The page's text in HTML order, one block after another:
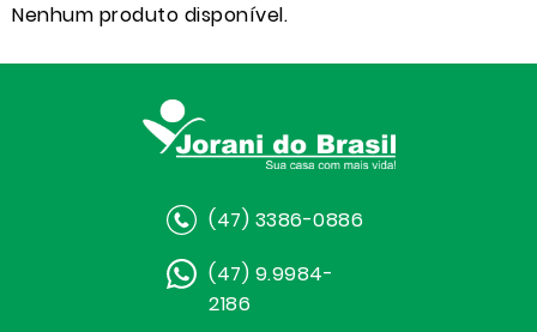
Nenhum produto disponível.
(47) 3386-0886
(47) 9.9984-
2186